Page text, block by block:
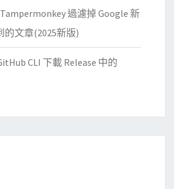
過濾掉 Google 新
的文章(2025新版)
CLI 下載 Release 中的